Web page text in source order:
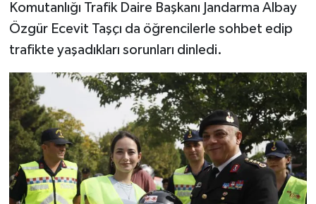
Komutanlığı Trafik Daire Başkanı Jandarma Albay
Özgür Ecevit Taşçı da öğrencilerle sohbet edip
trafikte yaşadıkları sorunları dinledi.